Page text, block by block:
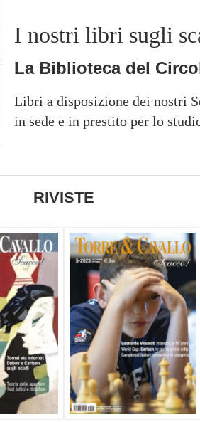
I nostri libri sugli
La Biblioteca del
Libri a disposizione dei nostri
in sede e in prestito per lo
RIVISTE